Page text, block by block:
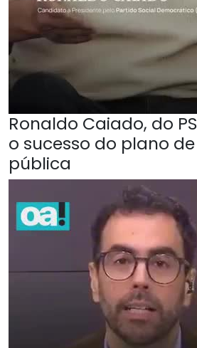
Ronaldo Caiado, do
o sucesso do plano
pública